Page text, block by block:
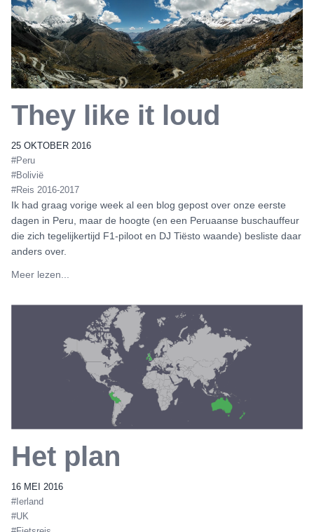
They like it loud
25 OKTOBER 2016
#Peru
#Bolivië
#Reis 2016-2017
Ik had graag vorige week al een blog gepost over onze eerste
dagen in Peru, maar de hoogte (en een Peruaanse buschauffeur
die zich tegelijkertijd F1-piloot en DJ Tiësto waande) besliste daar
anders over.
Meer lezen...
Het plan
16 MEI 2016
#Ierland
#UK